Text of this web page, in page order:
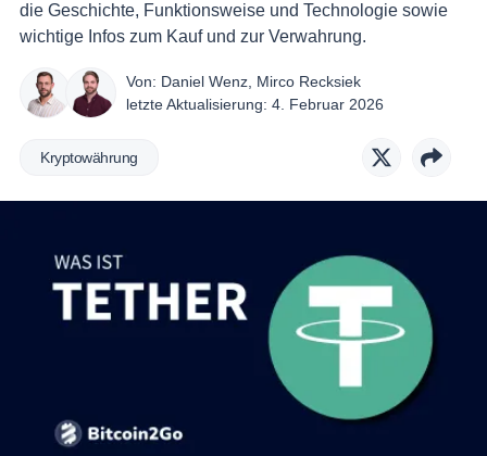
die Geschichte, Funktionsweise und Technologie sowie
wichtige Infos zum Kauf und zur Verwahrung.
Von: Daniel Wenz Mirco Recksiek
letzte Aktualisierung: 4. Februar 2026
Kryptowährung